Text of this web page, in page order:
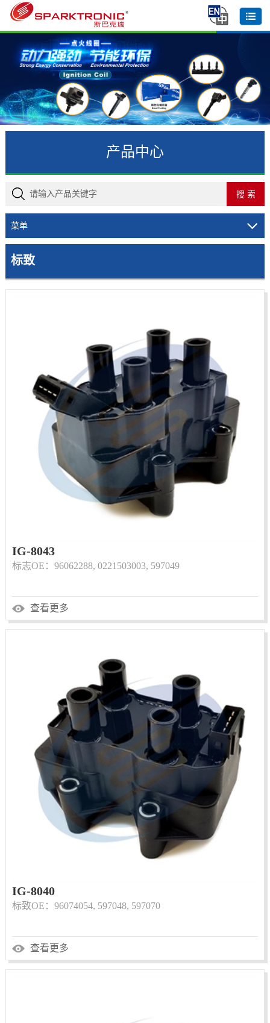
产品中心
菜单
标致
IG-8043
标志OE：96062288, 0221503003, 597049
查看更多
IG-8040
标致OE：96074054, 597048, 597070
查看更多